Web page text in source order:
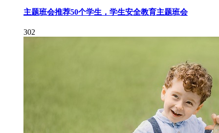
主题班会推荐50个学生，学生安全教育主题班会
302